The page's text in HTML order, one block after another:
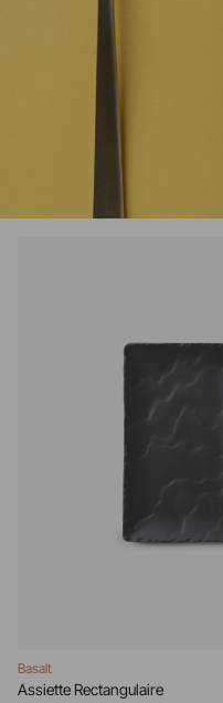
Basalt
Assiette Rectangulaire